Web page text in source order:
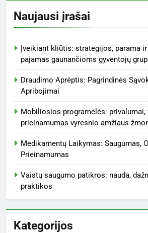
Naujausi įrašai
Įveikiant kliūtis: strategijos, parama
pajamas gaunančioms gyventojų
Draudimo Aprėptis: Pagrindinės
Apribojimai
Mobiliosios programėlės:
prieinamumas vyresnio amžiaus
Medikamentų Laikymas: Saugumas,
Prieinamumas
Vaistų saugumo patikros: nauda,
praktikos
Kategorijos